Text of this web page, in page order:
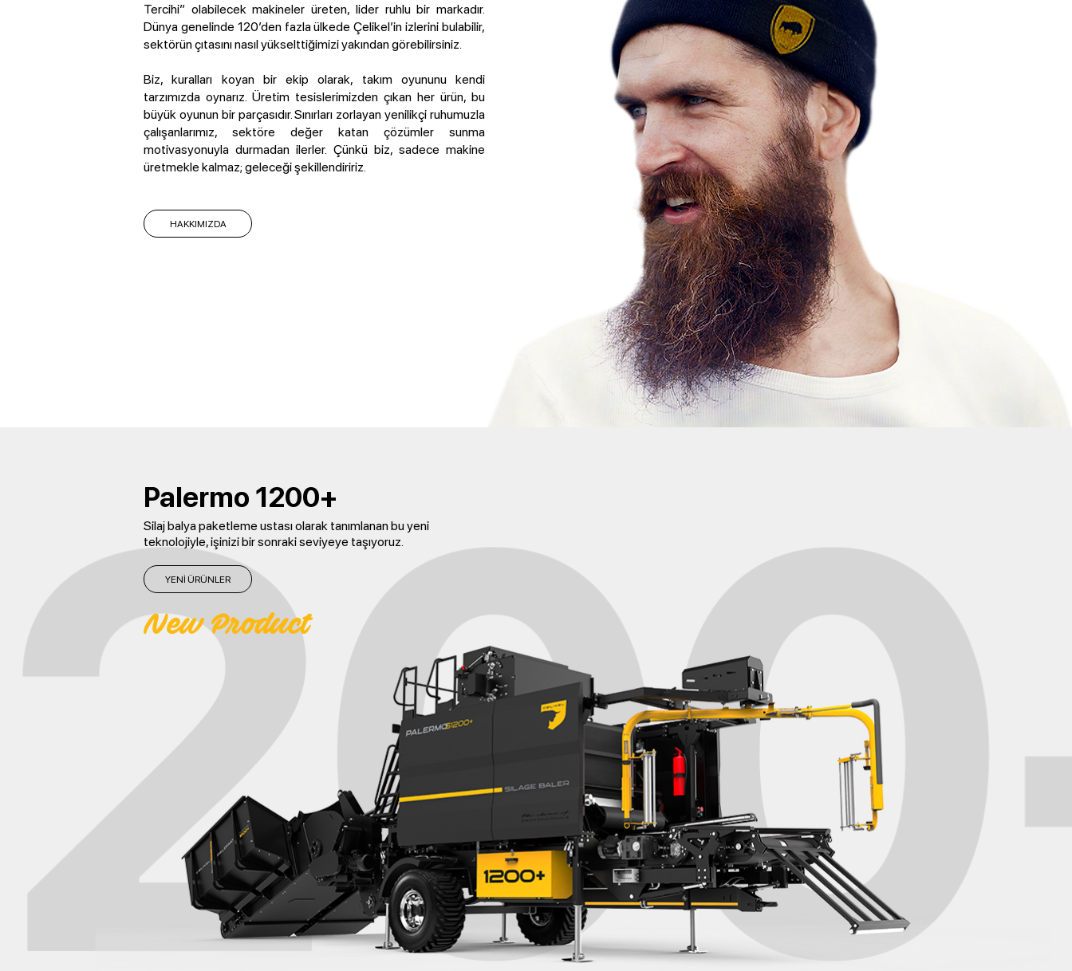
Tercihi” olabilecek makineler üreten, lider ruhlu bir markadır.
Dünya genelinde 120’den fazla ülkede Çelikel’in izlerini bulabilir,
sektörün çıtasını nasıl yükselttiğimizi yakından görebilirsiniz.
Biz, kuralları koyan bir ekip olarak, takım oyununu kendi
tarzımızda oynarız. Üretim tesislerimizden çıkan her ürün, bu
büyük oyunun bir parçasıdır. Sınırları zorlayan yenilikçi ruhumuzla
çalışanlarımız, sektöre değer katan çözümler sunma
motivasyonuyla durmadan ilerler. Çünkü biz, sadece makine
üretmekle kalmaz; geleceği şekillendiririz.
HAKKIMIZDA
Palermo 1200+
Silaj balya paketleme ustası olarak tanımlanan bu yeni
teknolojiyle, işinizi bir sonraki seviyeye taşıyoruz.
New Product
YENİ ÜRÜNLER